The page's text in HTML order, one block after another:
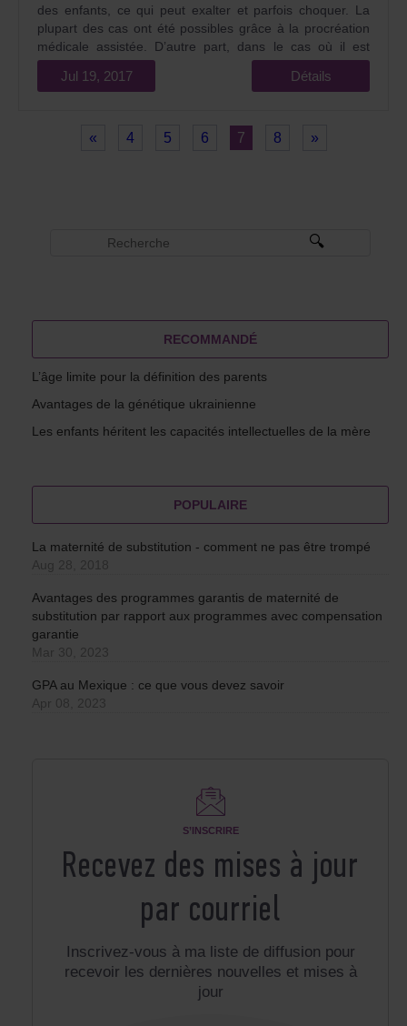
des enfants, ce qui peut exalter et parfois choquer. La
plupart des cas ont été possibles grâce à la procréation
médicale assistée. D’autre part, dans le cas où il est
impossible de concevoir et de porter indépendamment
les enfants sains, la fécondation artificielle, comme un
Jul 19, 2017 Détails
« 4 5 6 7 8 »
RECOMMANDÉ
L’âge limite pour la définition des parents
Avantages de la génétique ukrainienne
Les enfants héritent les capacités intellectuelles de la mère
POPULAIRE
La maternité de substitution - comment ne pas être trompé
Aug 28, 2018
Avantages des programmes garantis de maternité de
substitution par rapport aux programmes avec compensation
garantie
Mar 30, 2023
GPA au Mexique : ce que vous devez savoir
Apr 08, 2023
S’INSCRIRE
Recevez des mises à jour
par courriel
Inscrivez-vous à ma liste de diffusion pour
recevoir les dernières nouvelles et mises à
jour